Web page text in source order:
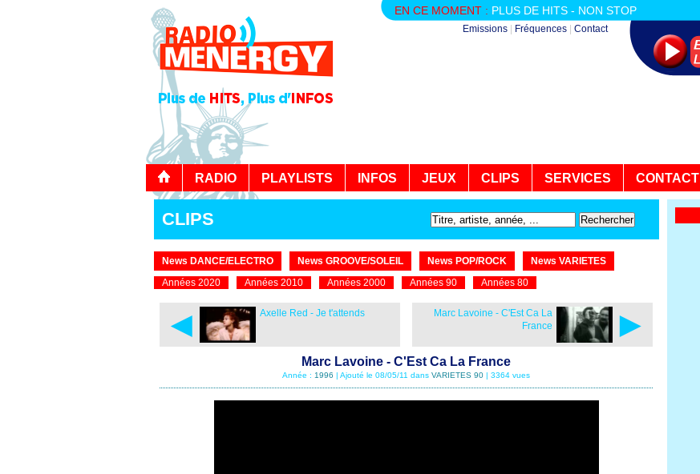
EN CE MOMENT : PLUS DE HITS - NON STOP
Emissions Fréquences Contact
RADIO PLAYLISTS INFOS JEUX CLIPS SERVICES CONTACT
CLIPS
News DANCE/ELECTRO News GROOVE/SOLEIL News POP/ROCK
News VARIETES
Années 2020
Années 2010 Années 2000 Années 90 Années 80
◄ Axelle Red - Je t'attends ►
Marc Lavoine - C'Est Ca La
France
Marc Lavoine - C'Est Ca La France
Année : 1996 | Ajouté le 08/05/11 dans VARIETES 90 | 3364 vues